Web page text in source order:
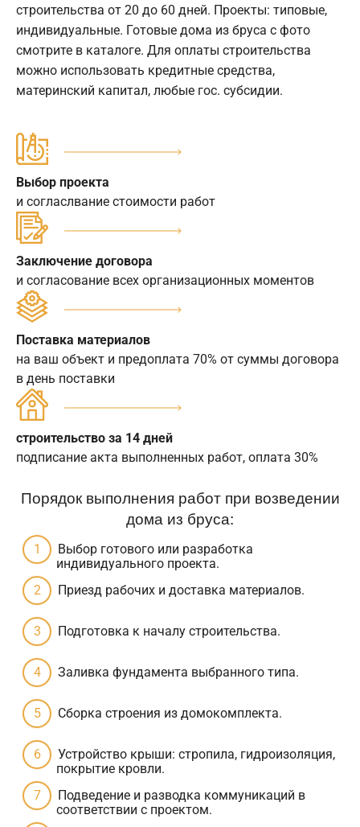
строительства от 20 до 60 дней. Проекты: типовые,
индивидуальные. Готовые дома из бруса с фото
смотрите в каталоге. Для оплаты строительства
можно использовать кредитные средства,
материнский капитал, любые гос. субсидии.
Выбор проекта
и согласлвание стоимости работ
Заключение договора
и согласование всех организационных моментов
Поставка материалов
на ваш объект и предоплата 70% от суммы договора
в день поставки
строительство за 14 дней
подписание акта выполненных работ, оплата 30%
Порядок выполнения работ при возведении
дома из бруса:
Выбор готового или разработка
индивидуального проекта.
Приезд рабочих и доставка материалов.
Подготовка к началу строительства.
Заливка фундамента выбранного типа.
Сборка строения из домокомплекта.
Устройство крыши: стропила, гидроизоляция,
покрытие кровли.
Подведение и разводка коммуникаций в
соответствии с проектом.